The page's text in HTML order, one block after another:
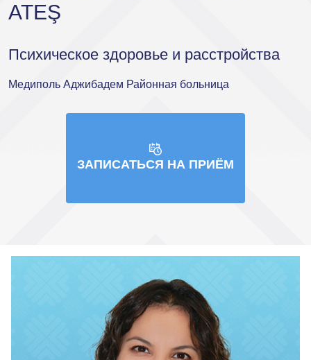
ATEŞ
Психическое здоровье и расстройства
Медиполь Аджибадем Районная больница
ЗАПИСАТЬСЯ НА ПРИЁМ